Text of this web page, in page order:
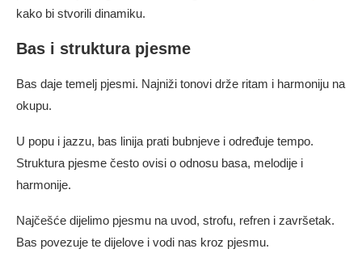
kako bi stvorili dinamiku.
Bas i struktura pjesme
Bas daje temelj pjesmi. Najniži tonovi drže ritam i harmoniju na
okupu.
U popu i jazzu, bas linija prati bubnjeve i određuje tempo.
Struktura pjesme često ovisi o odnosu basa, melodije i
harmonije.
Najčešće dijelimo pjesmu na uvod, strofu, refren i završetak.
Bas povezuje te dijelove i vodi nas kroz pjesmu.